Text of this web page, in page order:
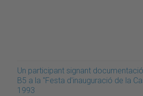
Un participant signant
B5 a la "Festa d'inauguració de la
1993